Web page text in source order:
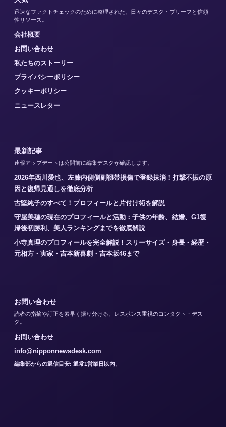
迅速なファクトチェックのために整理された、日々のデスク・ブリーフと信頼
性リソース。
会社概要
お問い合わせ
私たちのストーリー
プライバシーポリシー
クッキーポリシー
ニュースレター
最新記事
速報アップデートは公開前に編集デスクが確認します。
2026年西川愛也、左膝内側側副靱帯損傷で登録抹消！打撃不振の原
因と復帰見通しを徹底分析
古堅純子のすべて！プロフィールと片付け術を解説
守屋美穂の現在のプロフィールと活動：子供の年齢、結婚、G1復
帰後初勝利、美人ランキングまでを徹底解説
小寺真理のプロフィールを完全解説！スリーサイズ・身長・経歴・
元相方・実家・吉本新喜劇・吉本坂46まで
お問い合わせ
読者の指摘や訂正を素早く振り分ける、レスポンス重視のコンタクト・デス
ク。
お問い合わせ
info@nipponnewsdesk.com
編集部からの返信目安: 通常1営業日以内。